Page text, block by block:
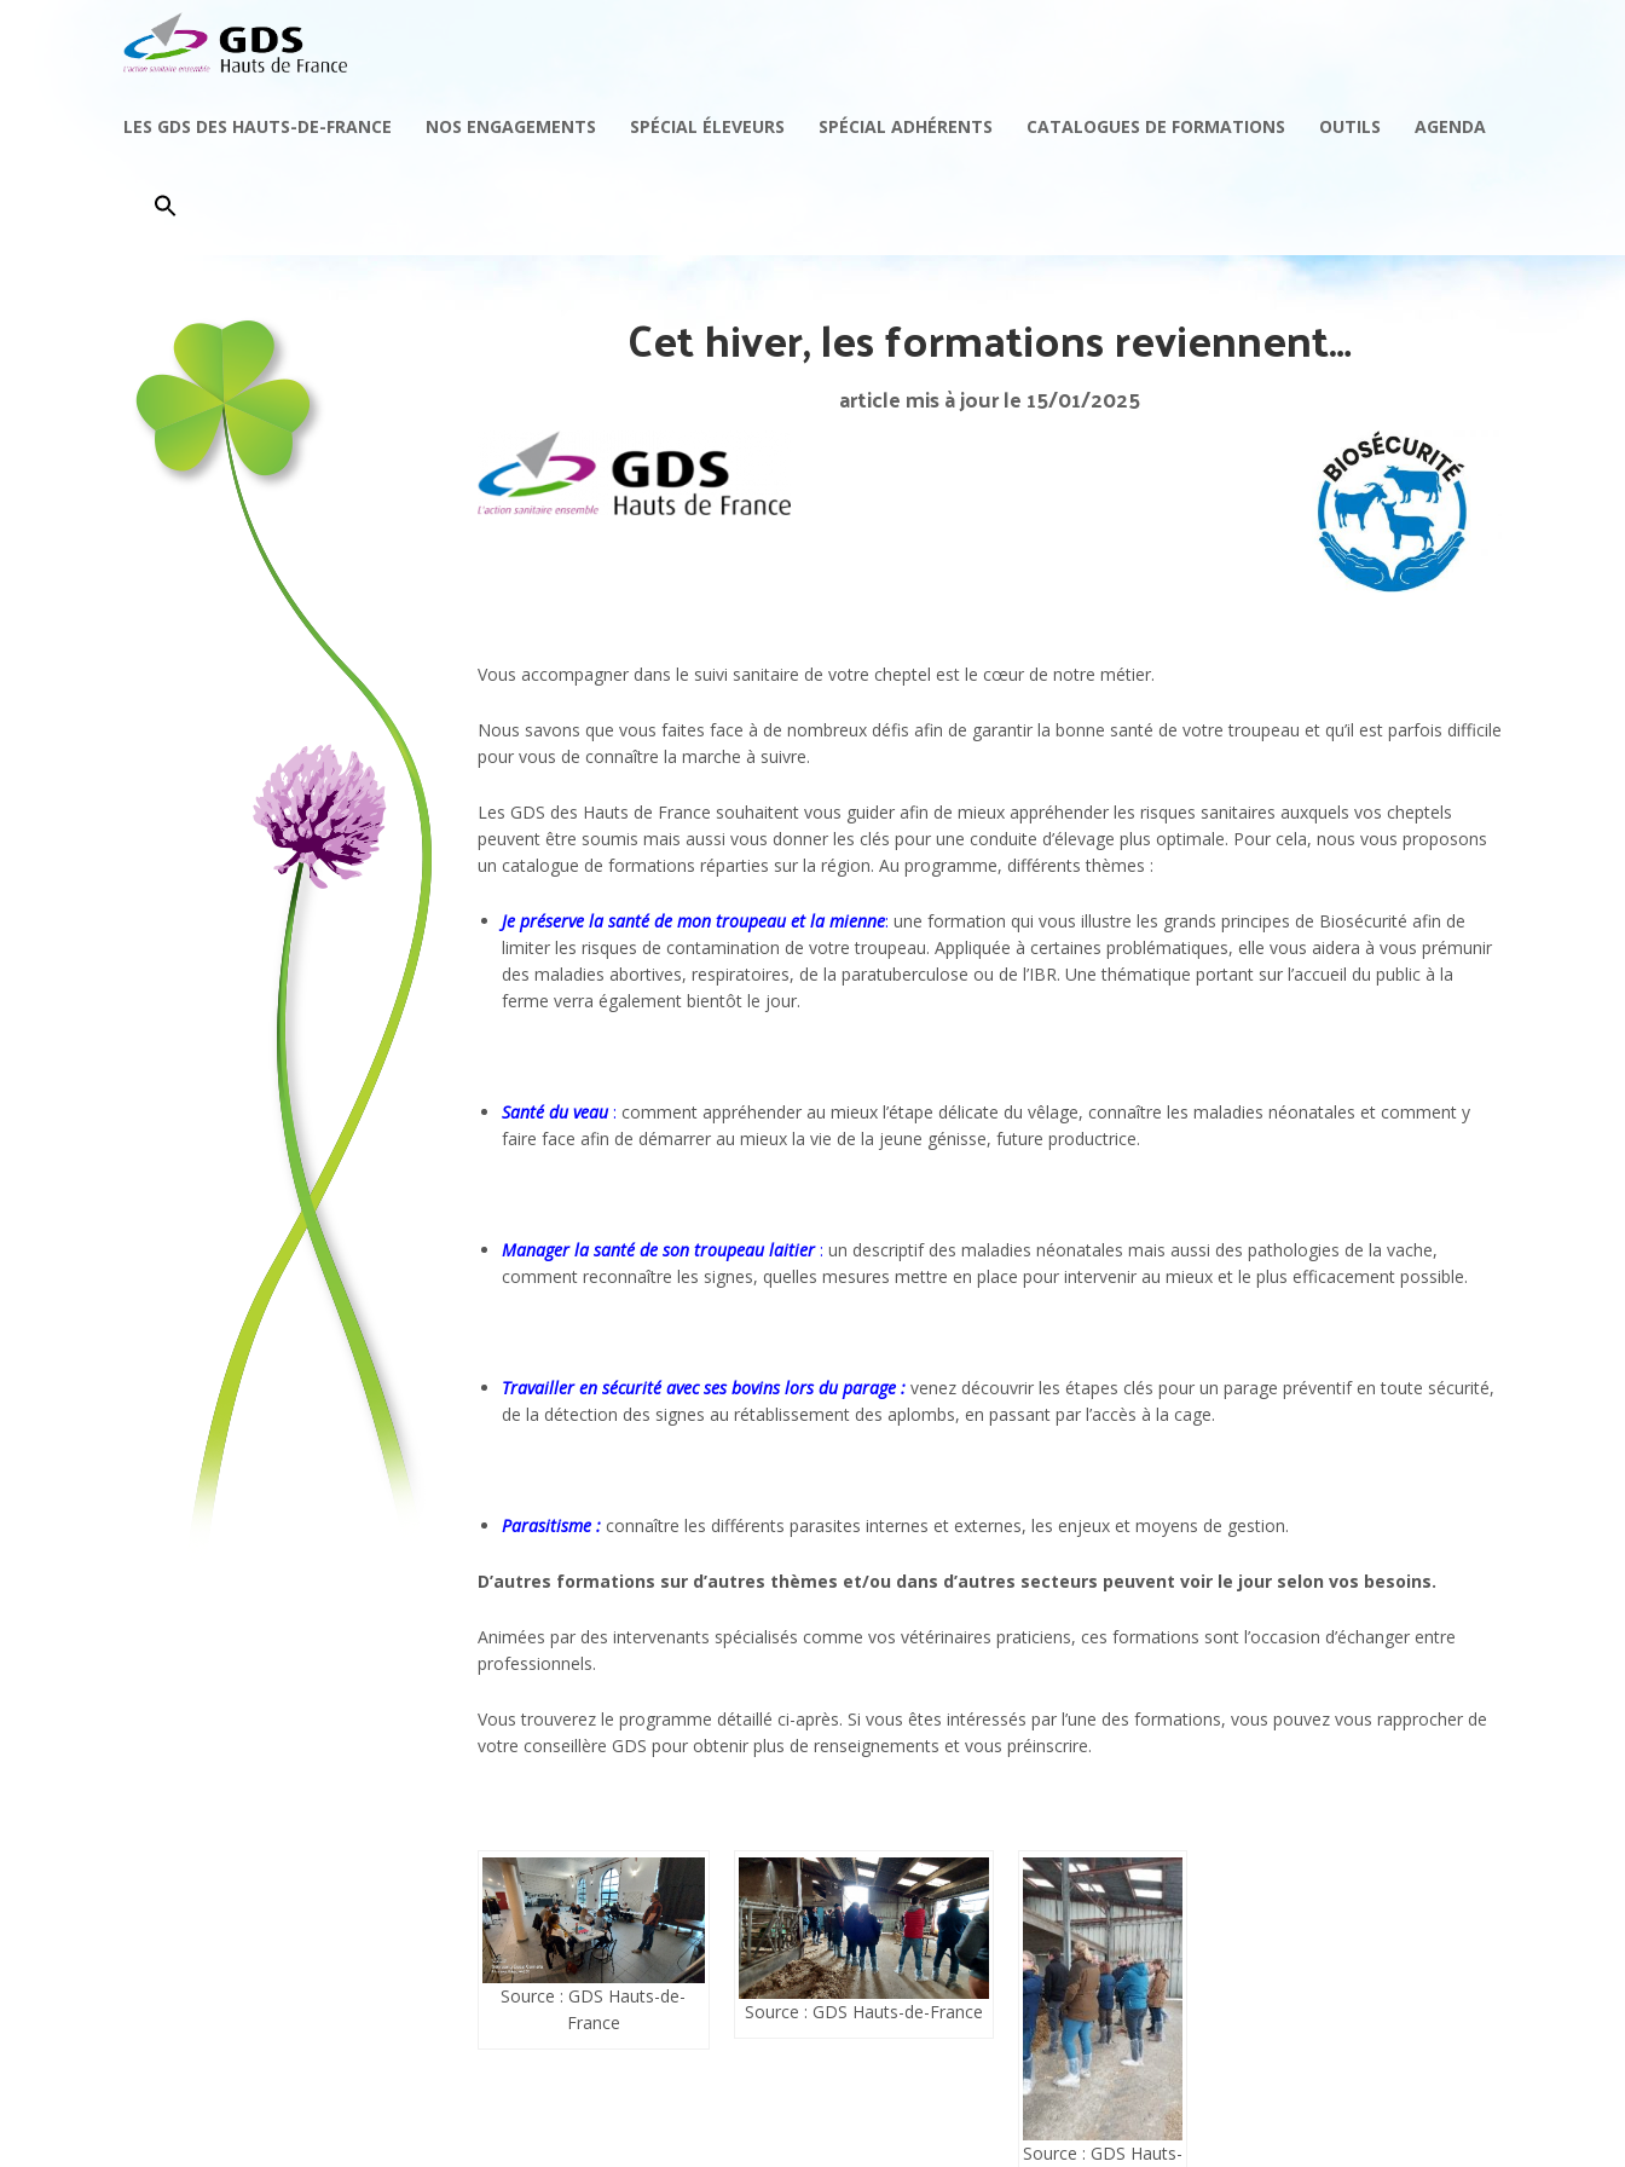
LES GDS DES HAUTS-DE-FRANCE NOS ENGAGEMENTS SPÉCIAL ÉLEVEURS SPÉCIAL ADHÉRENTS CATALOGUES DE FORMATIONS OUTILS AGENDA
Cet hiver, les formations reviennent…
article mis à jour le 15/01/2025
Vous accompagner dans le suivi sanitaire de votre cheptel est le cœur de notre métier.
Nous savons que vous faites face à de nombreux défis afin de garantir la bonne santé de votre troupeau et qu’il est parfois difficile
pour vous de connaître la marche à suivre.
Les GDS des Hauts de France souhaitent vous guider afin de mieux appréhender les risques sanitaires auxquels vos cheptels
peuvent être soumis mais aussi vous donner les clés pour une conduite d’élevage plus optimale. Pour cela, nous vous proposons
un catalogue de formations réparties sur la région. Au programme, différents thèmes :
Je préserve la santé de mon troupeau et la mienne: une formation qui vous illustre les grands principes de Biosécurité afin de
limiter les risques de contamination de votre troupeau. Appliquée à certaines problématiques, elle vous aidera à vous prémunir
des maladies abortives, respiratoires, de la paratuberculose ou de l’IBR. Une thématique portant sur l’accueil du public à la
ferme verra également bientôt le jour.
Santé du veau: comment appréhender au mieux l’étape délicate du vêlage, connaître les maladies néonatales et comment y
faire face afin de démarrer au mieux la vie de la jeune génisse, future productrice.
Manager la santé de son troupeau laitier: un descriptif des maladies néonatales mais aussi des pathologies de la vache,
comment reconnaître les signes, quelles mesures mettre en place pour intervenir au mieux et le plus efficacement possible.
Travailler en sécurité avec ses bovins lors du parage :venez découvrir les étapes clés pour un parage préventif en toute sécurité,
de la détection des signes au rétablissement des aplombs, en passant par l’accès à la cage.
Parasitisme :connaître les différents parasites internes et externes, les enjeux et moyens de gestion.
D’autres formations sur d’autres thèmes et/ou dans d’autres secteurs peuvent voir le jour selon vos besoins.
Animées par des intervenants spécialisés comme vos vétérinaires praticiens, ces formations sont l’occasion d’échanger entre
professionnels.
Vous trouverez le programme détaillé ci-après. Si vous êtes intéressés par l’une des formations, vous pouvez vous rapprocher de
votre conseillère GDS pour obtenir plus de renseignements et vous préinscrire.
Source : GDS Hauts-de-
France
Source : GDS Hauts-de-France
Source : GDS Hauts-